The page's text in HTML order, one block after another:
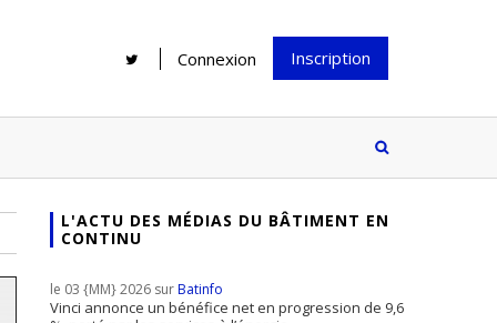
Connexion Inscription
idée mais...
Rénover une salle de bains : gagner
supports
inscrire
L'ACTU DES MÉDIAS DU BÂTIMENT EN
CONTINU
le 03 {MM} 2026 surBatinfo
Vinci annonce un bénéfice net en progression de 9,6